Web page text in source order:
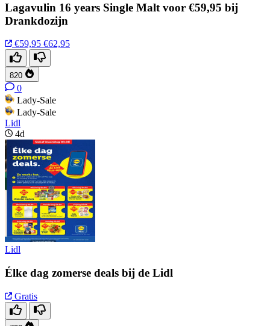
Lagavulin 16 years Single Malt voor €59,95 bij
Drankdozijn
€59,95 €62,95
820
0
Lady-Sale
Lady-Sale
Lidl
4d
Lidl
Élke dag zomerse deals bij de Lidl
Gratis